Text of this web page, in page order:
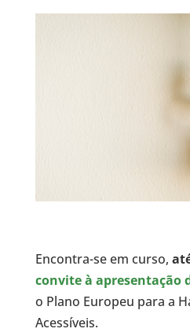
Encontra-se em curso,
convite à apresentação
o Plano Europeu para a
Acessíveis.